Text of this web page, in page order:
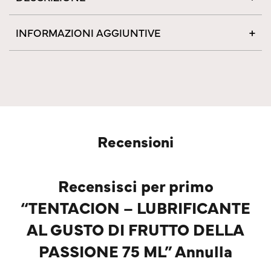
INFORMAZIONI AGGIUNTIVE
Recensioni
Recensisci per primo
“TENTACION – LUBRIFICANTE
AL GUSTO DI FRUTTO DELLA
PASSIONE 75 ML” Annulla